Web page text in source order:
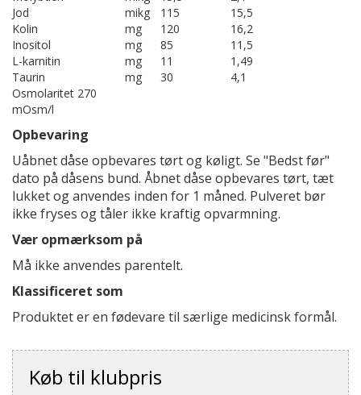
Jod
mikg 115
15,5
Kolin
mg 120
16,2
Inositol
mg 85
11,5
L-karnitin
mg 11
1,49
Taurin
mg 30
4,1
Osmolaritet 270
mOsm/l
Opbevaring
Uåbnet dåse opbevares tørt og køligt. Se "Bedst før"
dato på dåsens bund. Åbnet dåse opbevares tørt, tæt
lukket og anvendes inden for 1 måned. Pulveret bør
ikke fryses og tåler ikke kraftig opvarmning.
Vær opmærksom på
Må ikke anvendes parentelt.
Klassificeret som
Produktet er en fødevare til særlige medicinsk formål.
Køb til klubpris